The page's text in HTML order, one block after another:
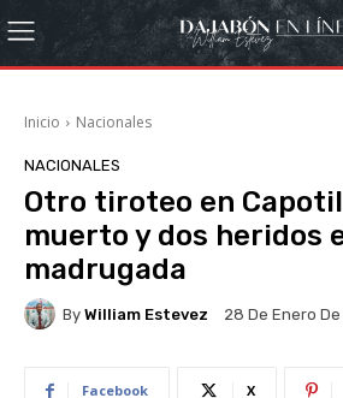
Inicio Nacionales
NACIONALES
Otro tiroteo en
muerto y dos heridos
madrugada
By William Estevez 28 De Enero
Facebook X